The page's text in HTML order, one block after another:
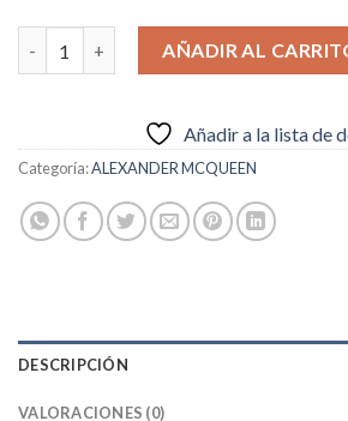
ALEXANDER MCQUEEN OVERSIZED
AÑADIR AL
Añadir a la lista de
Categoría:ALEXANDER MCQUEEN
DESCRIPCIÓN
VALORACIONES (0)